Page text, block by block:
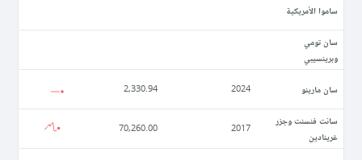
ساموا الأمريكية
سان تومي
وبرينسيبي
سان مارينو 2024
2,330.94
سانت فنسنت وجزر
غرينادين
2017
70,260.00